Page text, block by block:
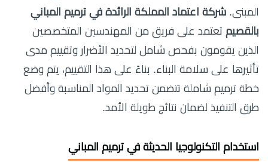
المبنى. شركة اعتماد المملكة الرائدة في ترميم المباني
بالقصيم تعتمد على فريق من المهندسين المتخصصين
الذين يقومون بفحص شامل لتحديد الأضرار وتقييم مدى
تأثيرها على سلامة البناء. بناءً على هذا التقييم، يتم وضع
خطة ترميم شاملة تتضمن تحديد المواد المناسبة وأفضل
طرق التنفيذ لضمان نتائج طويلة الأمد.
استخدام التكنولوجيا الحديثة في ترميم المباني